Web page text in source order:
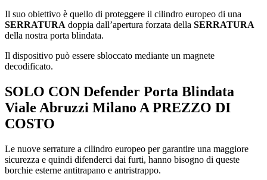
Il suo obiettivo è quello di proteggere il cilindro europeo di una
SERRATURA doppia dall’apertura forzata della SERRATURA
della nostra porta blindata.
Il dispositivo può essere sbloccato mediante un magnete
decodificato.
SOLO CON Defender Porta Blindata
Viale Abruzzi Milano A PREZZO DI
COSTO
Le nuove serrature a cilindro europeo per garantire una maggiore
sicurezza e quindi difenderci dai furti, hanno bisogno di queste
borchie esterne antitrapano e antristrappo.